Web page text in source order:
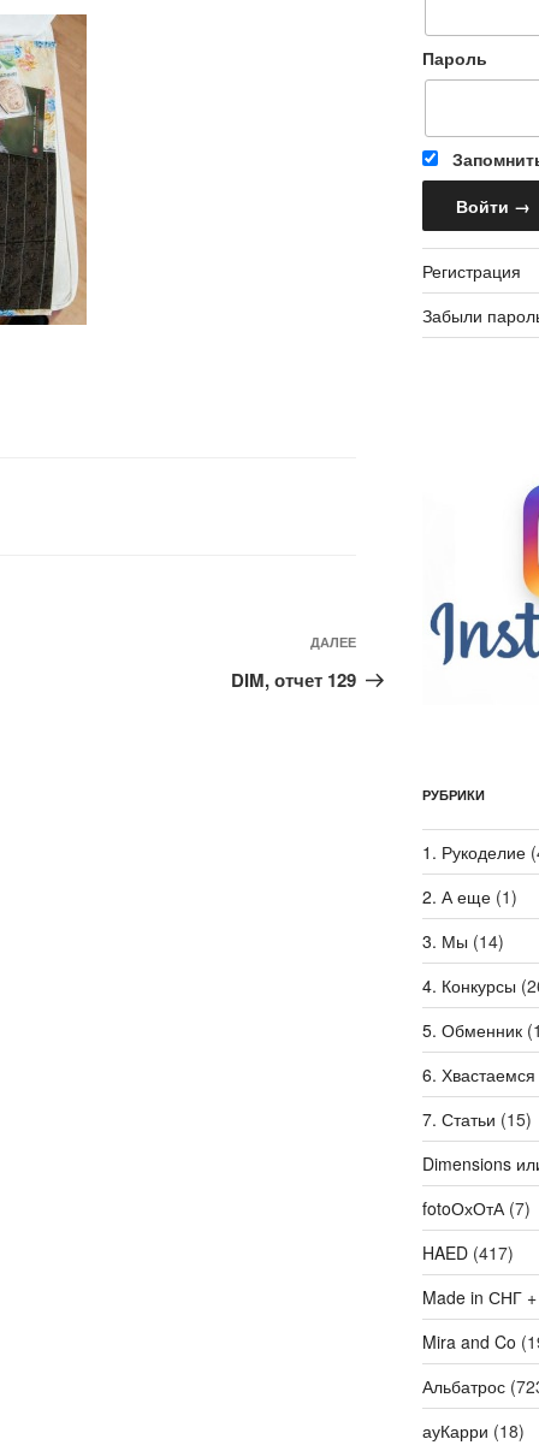
Следующая
запись
ДАЛЕЕ
DIM, отчет 129
Пароль
Регистрация
Забыли
РУБРИКИ
1. Рукоделие
2. А еще(1)
3. Мы (14)
4. Конкурсы
5. Обменник
6. Хвастаемся
7. Статьи (15)
Dimensions
fotoОхОтА(7)
HAED(417)
Made in СНГ
Mira and Co
Альбатрос
ауКарри (18)